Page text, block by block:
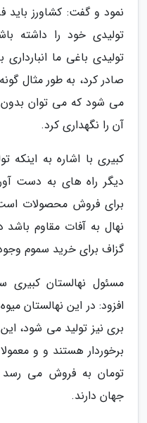
نمود و گفت: کشاورز
تولیدی خود را داشته
تولیدی باغی ما
صادر کرد، به طور مثال
آن را نگهداری کرد.
کبیری با اشاره به اینکه
دیگر راه های به دست
برای فروش محصولات
نهال به آفات مقاوم
گزاف برای خرید سموم
مسئول نهالستان کبیری
افزود: در این نهالستان
بری نیز تولید می شود،
تومان به فروش می رسد
جهان دارند.